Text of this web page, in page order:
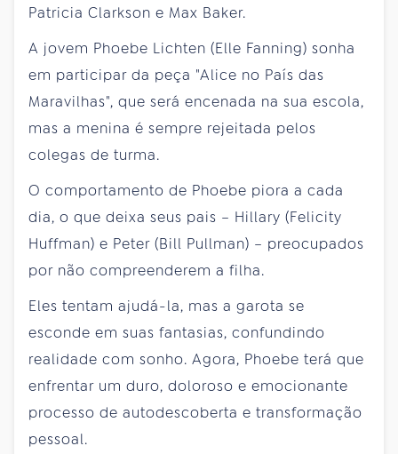
Patricia Clarkson e Max Baker.
A jovem Phoebe Lichten (Elle Fanning) sonha
em participar da peça "Alice no País das
Maravilhas", que será encenada na sua escola,
mas a menina é sempre rejeitada pelos
colegas de turma.
O comportamento de Phoebe piora a cada
dia, o que deixa seus pais – Hillary (Felicity
Huffman) e Peter (Bill Pullman) – preocupados
por não compreenderem a filha.
Eles tentam ajudá-la, mas a garota se
esconde em suas fantasias, confundindo
realidade com sonho. Agora, Phoebe terá que
enfrentar um duro, doloroso e emocionante
processo de autodescoberta e transformação
pessoal.